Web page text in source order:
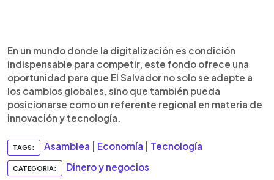
En un mundo donde la digitalización es condición
indispensable para competir, este fondo ofrece una
oportunidad para que El Salvador no solo se adapte a
los cambios globales, sino que también pueda
posicionarse como un referente regional en materia de
innovación y tecnología.
TAGS: Asamblea Economía Tecnología
CATEGORIA: Dinero y negocios